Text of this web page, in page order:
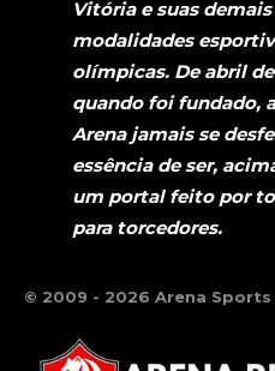
Vitória e suas demais
modalidades
olímpicas. De abril
quando foi fundado,
Arena jamais se
essência de ser,
um portal feito por
para torcedores.
© 2009 - 2026 Arena Sports